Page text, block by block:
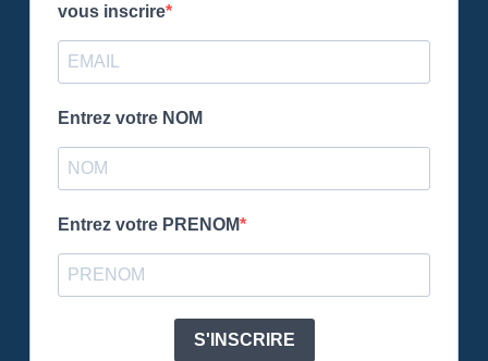
vous inscrire
Entrez votre NOM
Entrez votre PRENOM
S'INSCRIRE